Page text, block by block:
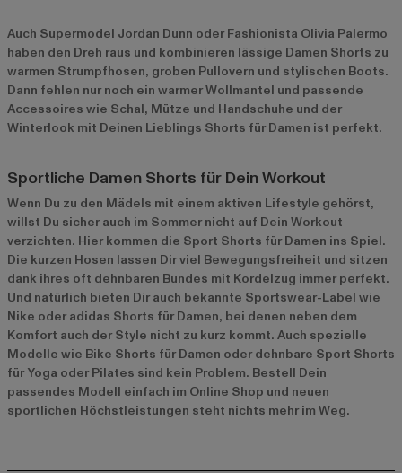
Auch Supermodel Jordan Dunn oder Fashionista Olivia Palermo
haben den Dreh raus und kombinieren lässige Damen Shorts zu
warmen Strumpfhosen, groben Pullovern und stylischen Boots.
Dann fehlen nur noch ein warmer Wollmantel und passende
Accessoires wie Schal, Mütze und Handschuhe und der
Winterlook mit Deinen Lieblings Shorts für Damen ist perfekt.
Sportliche Damen Shorts für Dein Workout
Wenn Du zu den Mädels mit einem aktiven Lifestyle gehörst,
willst Du sicher auch im Sommer nicht auf Dein Workout
verzichten. Hier kommen die Sport Shorts für Damen ins Spiel.
Die kurzen Hosen lassen Dir viel Bewegungsfreiheit und sitzen
dank ihres oft dehnbaren Bundes mit Kordelzug immer perfekt.
Und natürlich bieten Dir auch bekannte Sportswear-Label wie
Nike oder adidas Shorts für Damen, bei denen neben dem
Komfort auch der Style nicht zu kurz kommt. Auch spezielle
Modelle wie Bike Shorts für Damen oder dehnbare Sport Shorts
für Yoga oder Pilates sind kein Problem. Bestell Dein
passendes Modell einfach im Online Shop und neuen
sportlichen Höchstleistungen steht nichts mehr im Weg.